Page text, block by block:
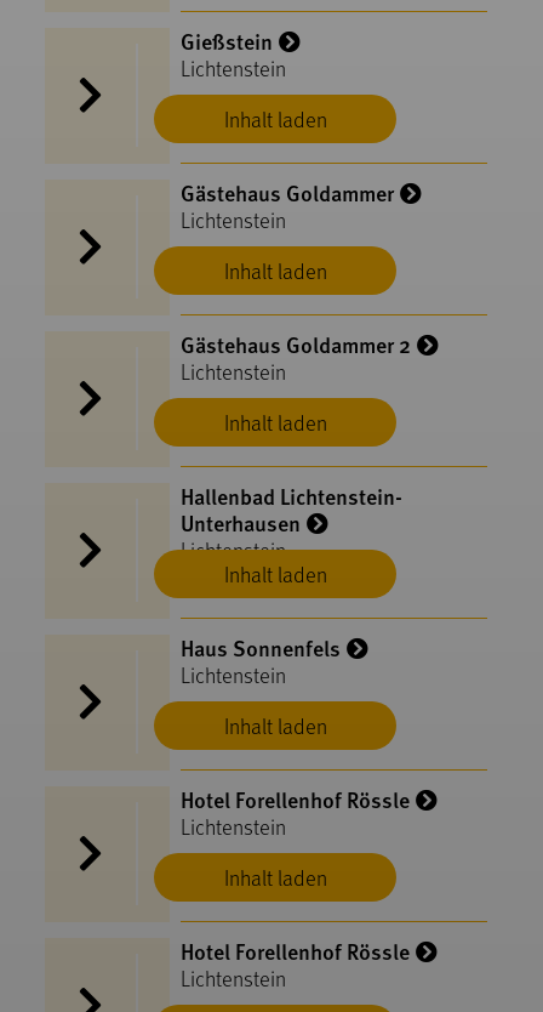
Inhalt laden
Gießstein
Lichtenstein
Inhalt laden
Gästehaus Goldammer
Lichtenstein
Inhalt laden
Gästehaus Goldammer 2
Lichtenstein
Inhalt laden
Hallenbad Lichtenstein-
Unterhausen
Lichtenstein
Inhalt laden
Haus Sonnenfels
Lichtenstein
Inhalt laden
Hotel Forellenhof Rössle
Lichtenstein
Hotel Forellenhof Rössle
Lichtenstein